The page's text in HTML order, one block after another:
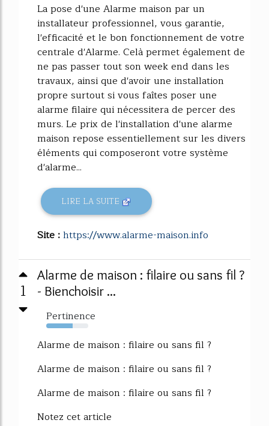
La pose d'une Alarme maison par un
installateur professionnel, vous garantie,
l'efficacité et le bon fonctionnement de votre
centrale d'Alarme. Celà permet également de
ne pas passer tout son week end dans les
travaux, ainsi que d'avoir une installation
propre surtout si vous faîtes poser une
alarme filaire qui nécessitera de percer des
murs. Le prix de l'installation d'une alarme
maison repose essentiellement sur les divers
éléments qui composeront votre système
d'alarme...
LIRE LA SUITE
Site :https://www.alarme-maison.info
1
Alarme de maison : filaire ou sans fil ?
- Bienchoisir ...
Pertinence
63%
Alarme de maison : filaire ou sans fil ?
Alarme de maison : filaire ou sans fil ?
Alarme de maison : filaire ou sans fil ?
Notez cet article